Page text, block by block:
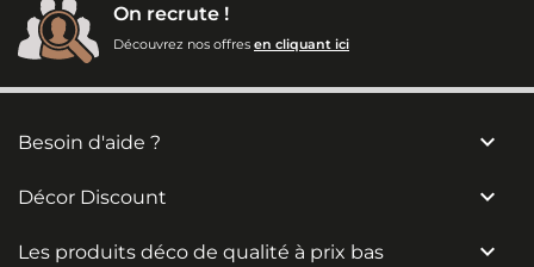
On recrute !
Découvrez nos offres en cliquant ici
Besoin d'aide ? 
Décor Discount 
Les produits déco de qualité à prix bas 